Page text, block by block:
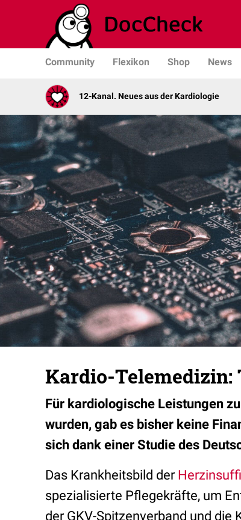
Community Flexikon Shop News
12-Kanal. Neues aus der Kardiologie
Kardio-Telemedizin:
Für kardiologische Leistungen
wurden, gab es bisher keine
sich dank einer Studie des
Das Krankheitsbild der
spezialisierte Pflegekräfte, um
der GKV-Spitzenverband und